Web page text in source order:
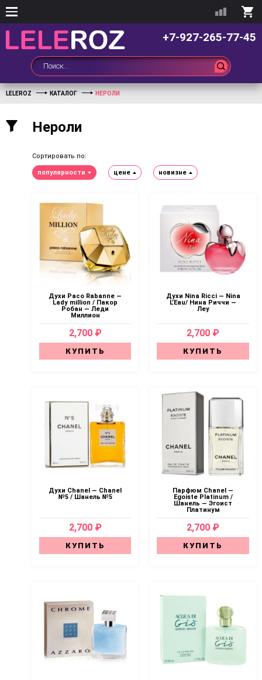
+7-927-265-77-45
LELEROZ КАТАЛОГ НЕРОЛИ
Нероли
Сортировать по:
популярности цене новизне
Духи Paco Rabanne —
Lady million / Пакор
Робан — Леди
Миллион
2,700 ₽
КУПИТЬ
Духи Nina Ricci — Nina
L’Eau/ Нина Риччи —
Леу
2,700 ₽
КУПИТЬ
Духи Chanel — Chanel
№5 / Шанель №5
2,700 ₽
КУПИТЬ
Парфюм Chanel —
Egoiste Platinum /
Шанель — Эгоист
Платинум
2,700 ₽
КУПИТЬ